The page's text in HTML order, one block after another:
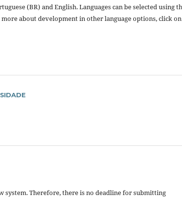
(BR) and English. Languages can be selected using
about development in other language options, click
Therefore, there is no deadline for submitting